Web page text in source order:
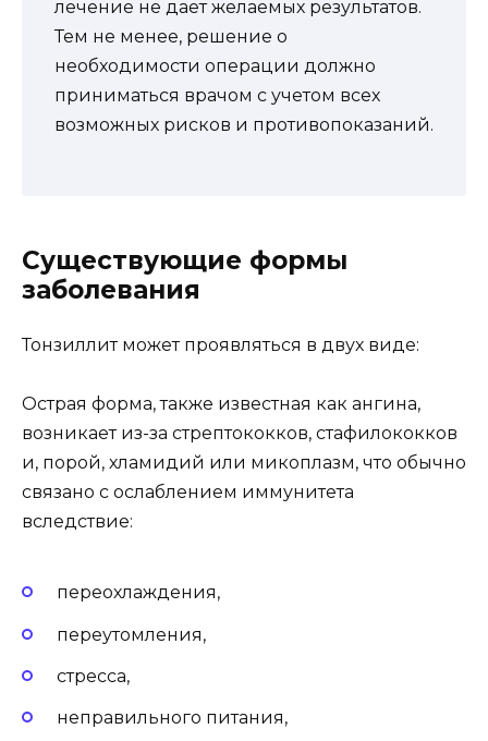
лечение не дает желаемых результатов.
Тем не менее, решение о
необходимости операции должно
приниматься врачом с учетом всех
возможных рисков и противопоказаний.
Существующие формы
заболевания
Тонзиллит может проявляться в двух виде:
Острая форма, также известная как ангина,
возникает из-за стрептококков, стафилококков
и, порой, хламидий или микоплазм, что обычно
связано с ослаблением иммунитета
вследствие:
переохлаждения,
переутомления,
стресса,
неправильного питания,